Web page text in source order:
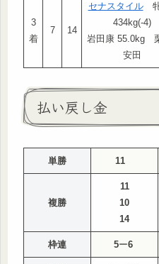
3
着
7 14
セナスタイル
434kg(-4)
岩田康 55.0kg
安田
払い戻し金
単勝 11
複勝
11
10
14
枠連 5ー6